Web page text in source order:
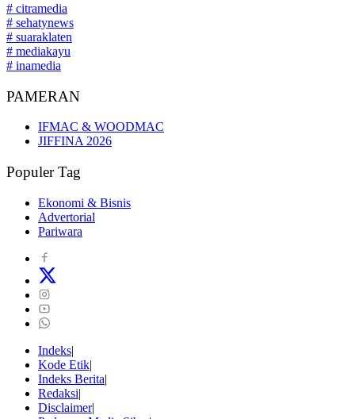
# citramedia
# sehatynews
# suaraklaten
# mediakayu
# inamedia
PAMERAN
IFMAC & WOODMAC
JIFFINA 2026
Populer Tag
Ekonomi & Bisnis
Advertorial
Pariwara
Indeks
Kode Etik
Indeks Berita
Redaksi
Disclaimer